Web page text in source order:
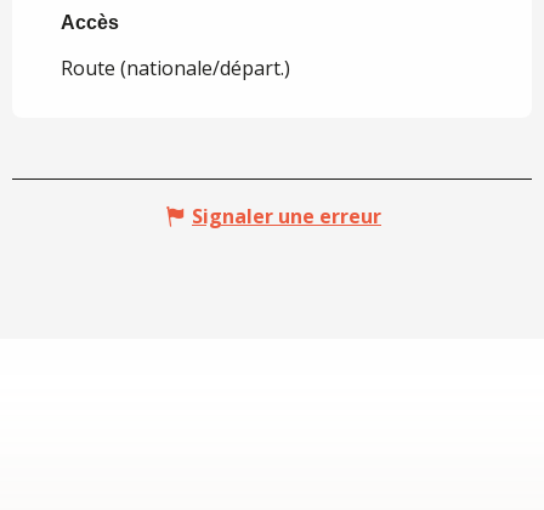
Accès
Accès
Route (nationale/départ.)
Signaler une erreur